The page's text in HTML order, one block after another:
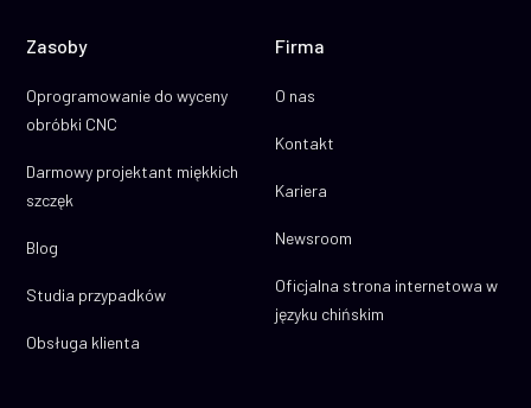
Zasoby
Oprogramowanie do wyceny
obróbki CNC
Darmowy projektant miękkich
szczęk
Blog
Studia przypadków
Obsługa klienta
Firma
O nas
Kontakt
Kariera
Newsroom
Oficjalna strona internetowa w
języku chińskim